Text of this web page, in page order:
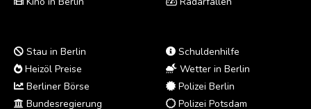
Stau in Berlin
Heizöl Preise
Berliner Börse
Bundesregierung
Schuldenhilfe
Wetter in Berlin
Polizei Berlin
Polizei Potsdam